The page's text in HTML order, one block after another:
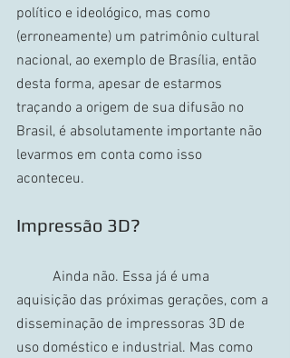
político e ideológico, mas como
(erroneamente) um patrimônio cultural
nacional, ao exemplo de Brasília, então
desta forma, apesar de estarmos
traçando a origem de sua difusão no
Brasil, é absolutamente importante não
levarmos em conta como isso
aconteceu.
Impressão 3D?
aquisição das próximas gerações, com a
disseminação de impressoras 3D de
uso doméstico e industrial. Mas como